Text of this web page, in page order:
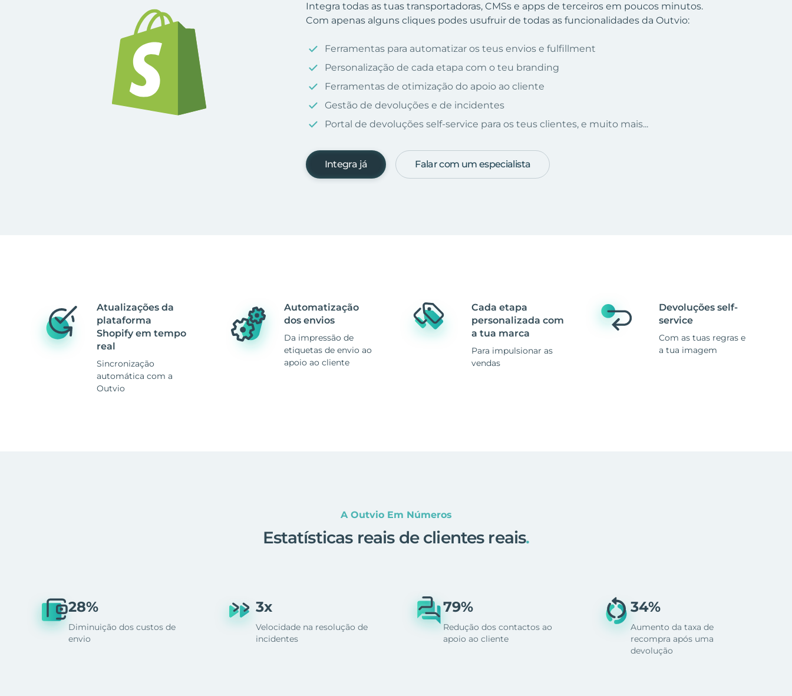
Integra todas as tuas transportadoras, CMSs e apps de terceiros em poucos minutos.
Com apenas alguns cliques podes usufruir de todas as funcionalidades da Outvio:
Ferramentas para automatizar os teus envios e fulfillment
Personalização de cada etapa com o teu branding
Ferramentas de otimização do apoio ao cliente
Gestão de devoluções e de incidentes
Portal de devoluções self-service para os teus clientes, e muito mais...
Integra já Falar com um especialista
Atualizações da
plataforma
Shopify em tempo
real
Sincronização
automática com a
Outvio
Automatização
dos envios
Da impressão de
etiquetas de envio ao
apoio ao cliente
Cada etapa
personalizada com
a tua marca
Para impulsionar as
vendas
Devoluções self-
service
Com as tuas regras e
a tua imagem
A Outvio Em Números
Estatísticas reais de clientes reais.
28%
Diminuição dos custos de
envio
3x
Velocidade na resolução de
incidentes
79%
Redução dos contactos ao
apoio ao cliente
34%
Aumento da taxa de
recompra após uma
devolução